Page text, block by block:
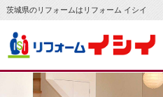
茨城県のリフォームはリフォーム イシイ